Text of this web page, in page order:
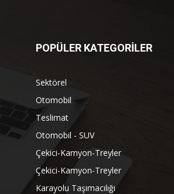
POPÜLER KATEGORİLER
Sektörel
Otomobil
Teslimat
Otomobil - SUV
Çekici-Kamyon-Treyler
Çekici-Kamyon-Treyler
Karayolu Taşımacılığı